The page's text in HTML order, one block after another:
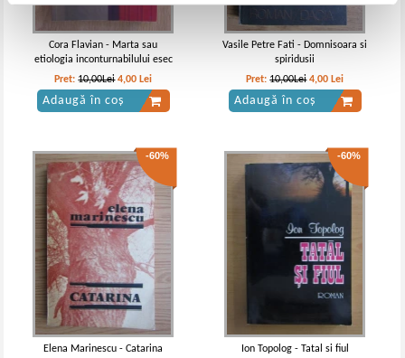
Cora Flavian - Marta sau
etiologia inconturnabilului esec
Pret:10,00Lei 4,00 Lei
Adaugă în coș
Vasile Petre Fati - Domnisoara si
spiridusii
Pret:10,00Lei 4,00 Lei
Adaugă în coș
-60%
Elena Marinescu - Catarina
-60%
Ion Topolog - Tatal si fiul